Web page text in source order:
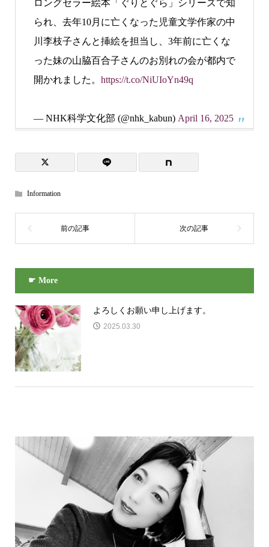
ロングセラー絵本「ぐりとぐら」シリーズで知
られ、去年10月に亡くなった児童文学作家の中
川李枝子さんと挿絵を担当し、3年前に亡くな
った妹の山脇百合子さんのお別れの会が都内で
開かれました。 https://t.co/NiUIoYn49q
— NHK科学文化部 (@nhk_kabun) April 16, 2025
Information
☛ More
よろしくお願い申し上げます。
2025.03.30